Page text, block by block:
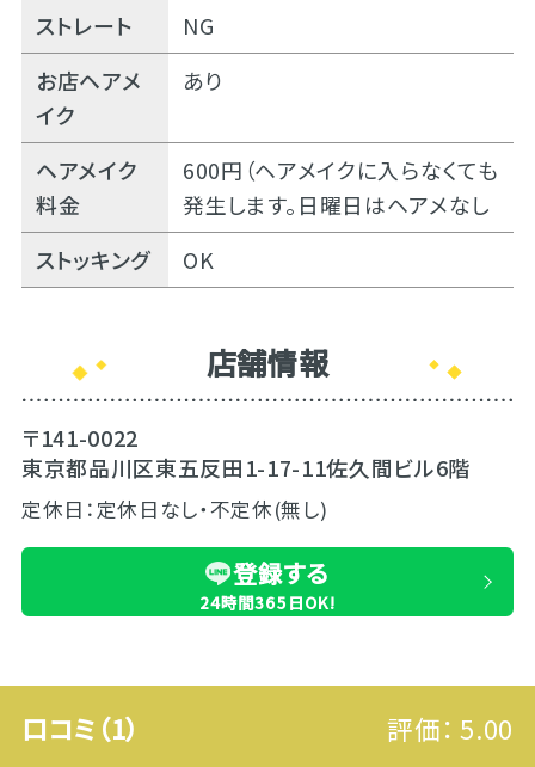
ストレート
NG
お店ヘアメ
イク
あり
ヘアメイク
料金
600円（ヘアメイクに入らなくても
発生します。日曜日はヘアメなし
ストッキング
OK
店舗情報
〒141-0022
東京都品川区東五反田1-17-11佐久間ビル6階
定休日：定休日なし・不定休(無し)
登録する
24時間365日OK!
口コミ（1） 評価： 5.00